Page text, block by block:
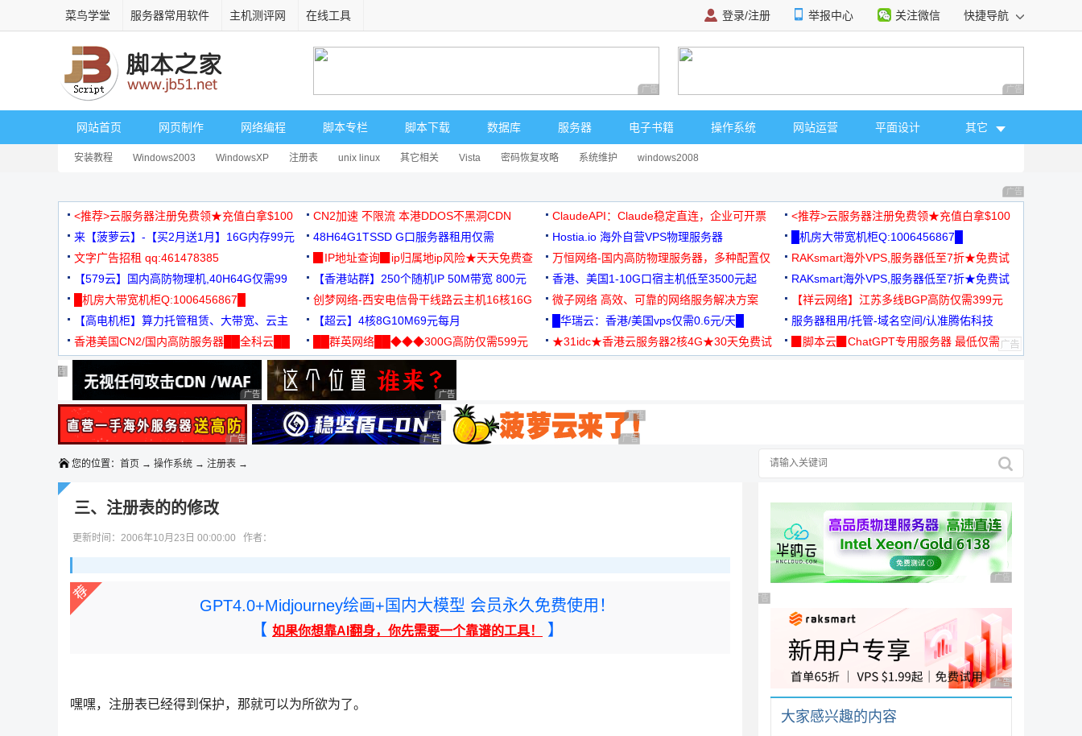
菜鸟学堂 服务器常用软件 主机测评网 在线工具 登录/注册 举报中心 关注微信 快捷导航
广告 商业广告，理性选择 广告 商业广告，理
网站首页 网页制作 网络编程 脚本专栏 脚本下载 数据库 服务器 电子书籍 操作系统 网站运营 平面设计 其它
安装教程 Windows2003 WindowsXP 注册表 unix linux 其它相关 Vista 密码恢复攻略 系统维护 windows2008
广告 商业广告，理
<推荐>云服务器注册免费领★充值白拿$100 CN2加速 不限流 本港DDOS不黑洞CDN ClaudeAPI：Claude稳定直连，企业可开票
<推荐>云服务器注册免费领★充值白拿$100
来【菠萝云】-【买2月送1月】16G内存99元
48H64G1TSSD G口服务器租用仅需
3000+可免费测试
Hostia.io 海外自营VPS物理服务器
█机房大带宽机柜Q:1006456867█
文字广告招租 qq:461478385
▉IP地址查询▉ip归属地ip风险★天天免费查
万恒网络-国内高防物理服务器，多种配置仅
99元/月起
RAKsmart海外VPS,服务器低至7折★免费试
用★
【579云】国内高防物理机,40H64G仅需99
元
【香港站群】250个随机IP 50M带宽 800元 香港、美国1-10G口宿主机低至3500元起
RAKsmart海外VPS,服务器低至7折★免费试
用★
█机房大带宽机柜Q:1006456867█
创梦网络-西安电信骨干线路云主机16核16G
88元/月
微子网络 高效、可靠的网络服务解决方案
【祥云网络】江苏多线BGP高防仅需399元
【高电机柜】算力托管租赁、大带宽、云主
机
【超云】4核8G10M69元每月 █华瑞云：香港/美国vps仅需0.6元/天█
服务器租用/托管-域名空间/认准腾佑科技
香港美国CN2/国内高防服务器██全科云██
██群英网络██◆◆◆300G高防仅需599元
◆◆◆
★31idc★香港云服务器2核4G★30天免费试
▉脚本云▉ChatGPT专用服务器 最低仅需
广告 商业广告，理性选择
广告 商业广告，理性选择
广告 商业广告，理性选择
广告 商业广告，理性选择 广告 商业广告，理性选择
广告 商业广告，理性选择 广告 商业广告，理性选择
广告 商业广告，理性选择
广告 商业广告，理性选择
广告 商业广告，理性选择
您的位置： 首页 → 操作系统 → 注册表 →
三、注册表的的修改
更新时间：2006年10月23日 00:00:00 作者：
GPT4.0+Midjourney绘画+国内大模型 会员永久免费使用！
【 如果你想靠AI翻身，你先需要一个靠谱的工具！ 】
嘿嘿，注册表已经得到保护，那就可以为所欲为了。
广告 商业广告，理性
广告 商业广告，理性选择
广告 商业广告，理性
大家感兴趣的内容